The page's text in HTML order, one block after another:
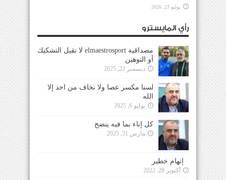
يوليو 23, 2026
رأي المايسترو
مصداقية elmaestrosport لا تقبل التشكيك
أو التوهين
ديسمبر 22, 2025
لسنا مكسر عصا ولا نخاف من احد إلا
الله
يوليو 6, 2025
كل إناء بما فيه ينضح
مارس 31, 2025
إتهام خطير
أكتوبر 28, 2022